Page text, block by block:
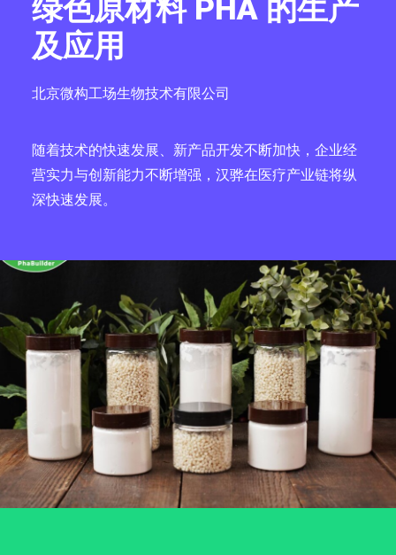
绿色原材料 PHA 的生产
及应用
北京微构工场生物技术有限公司
随着技术的快速发展、新产品开发不断加快，企业经
营实力与创新能力不断增强，汉骅在医疗产业链将纵
深快速发展。